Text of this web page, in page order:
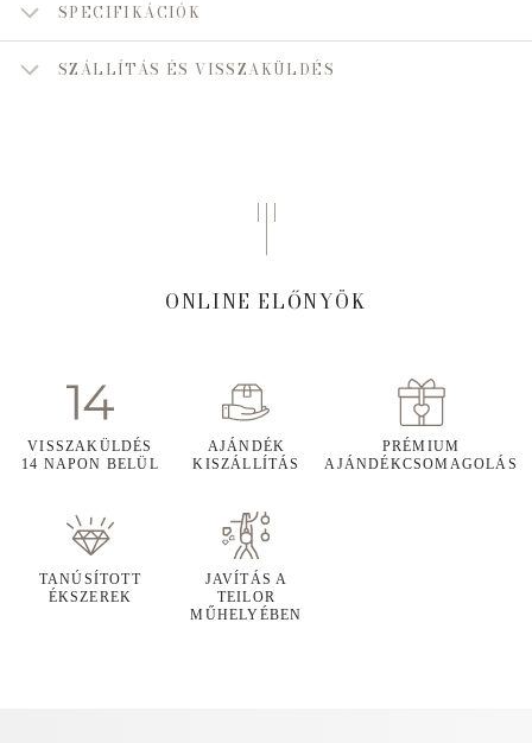
SPECIFIKÁCIÓK
SZÁLLÍTÁS ÉS VISSZAKÜLDÉS
ONLINE ELŐNYÖK
VISSZAKÜLDÉS
14 NAPON BELÜL
AJÁNDÉK
KISZÁLLÍTÁS
PRÉMIUM
AJÁNDÉKCSOMAGOLÁS
TANÚSÍTOTT
ÉKSZEREK
JAVÍTÁS A
TEILOR
MŰHELYÉBEN